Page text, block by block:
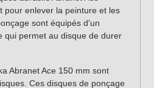
pour enlever la peinture et les
sont équipés d'un
qui permet au disque de durer
Abranet Ace 150 mm sont
Ces disques de ponçage